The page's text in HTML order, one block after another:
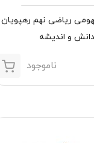
ریاضی نهم رهپویان
دانش و اندیشه
ناموجود